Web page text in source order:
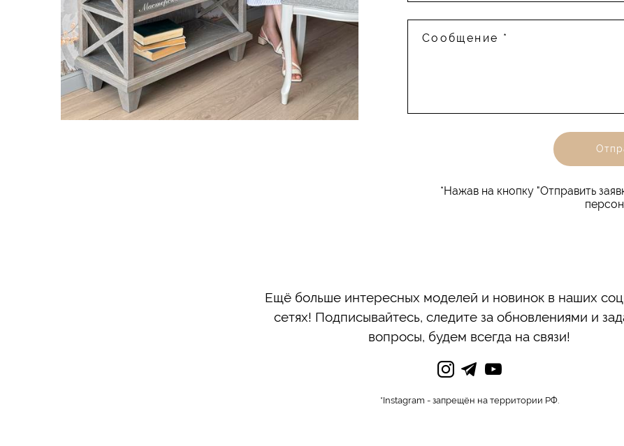
Сообщение *
*Нажав на кнопку "Отправить
Ещё больше интересных моделей и новинок в наших
сетях! Подписывайтесь, следите за обновлениями и
вопросы, будем всегда на связи!
*Instagram - запрещён на территории РФ.